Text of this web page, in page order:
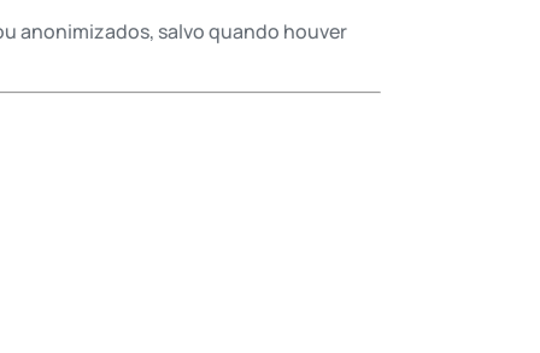
anonimizados, salvo quando houver